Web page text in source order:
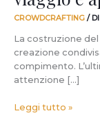
CROWDCRAFTING / DI
La costruzione
creazione
compimento.
attenzione […]
Leggi tutto »